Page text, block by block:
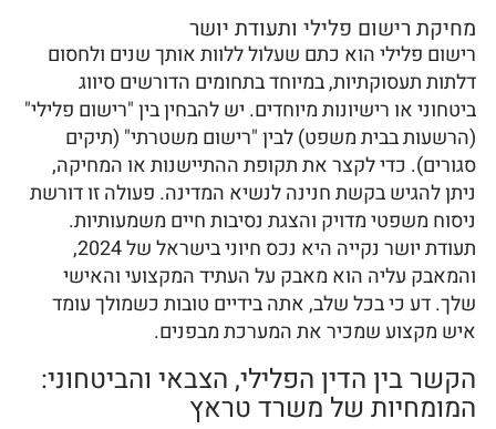
מחיקת רישום פלילי ותעודת יושר
רישום פלילי הוא כתם שעלול ללוות אותך שנים ולחסום
דלתות תעסוקתיות, במיוחד בתחומים הדורשים סיווג
ביטחוני או רישיונות מיוחדים. יש להבחין בין "רישום פלילי"
(הרשעות בבית משפט) לבין "רישום משטרתי" (תיקים
סגורים). כדי לקצר את תקופת ההתיישנות או המחיקה,
ניתן להגיש בקשת חנינה לנשיא המדינה. פעולה זו דורשת
ניסוח משפטי מדויק והצגת נסיבות חיים משמעותיות.
תעודת יושר נקייה היא נכס חיוני בישראל של 2024,
והמאבק עליה הוא מאבק על העתיד המקצועי והאישי
שלך. דע כי בכל שלב, אתה בידיים טובות כשמולך עומד
איש מקצוע שמכיר את המערכת מבפנים.
הקשר בין הדין הפלילי, הצבאי והביטחוני:
המומחיות של משרד טראץ